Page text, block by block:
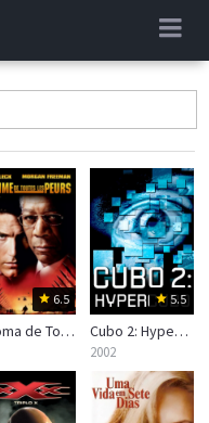
6.5
A Soma de Todos os Medos
5.5
Cubo 2: Hypercubo
2002